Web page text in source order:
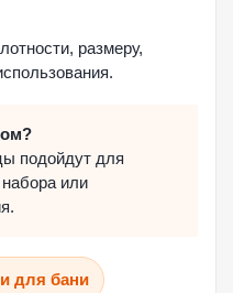
размеру,
подойдут для
или
для бани